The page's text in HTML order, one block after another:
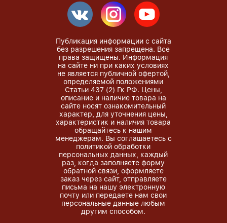
Публикация информации с сайта
без разрешения запрещена. Все
права защищены. Информация
на сайте ни при каких условиях
не является публичной офертой,
определяемой положениями
Статьи 437 (2) Гк РФ. Цены,
описание и наличие товара на
сайте носят ознакомительный
характер, для уточнения цены,
характеристик и наличия товара
обращайтесь к нашим
менеджерам. Вы соглашаетесь с
политикой обработки
персональных данных, каждый
раз, когда заполняете форму
обратной связи, оформляете
заказ через сайт, отправляете
письма на нашу электронную
почту или передаете нам свои
персональные данные любым
другим способом.